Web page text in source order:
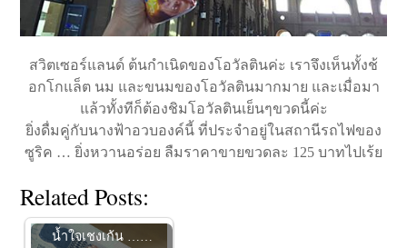
สวิตเซอร์แลนด์ ต้นกำเนิดของโอวัลตินค่ะ เราจึงเห็นทั้งช้
อกโกแล็ต นม และขนมของโอวัลตินมากมาย และเมื่อมา
แล้วทั้งทีก็ต้องชิมโอวัลตินเย็นๆขวดนี้ค่ะ
ยิ่งดื่มคู่กับนางฟ้าอวบองค์นี้ ที่ประจำอยู่ในสถานีรถไฟของ
ซูริค … ยิ่งหวานอร่อย ลืมราคาขายขวดละ 125 บาทไปเร้ย
Related Posts:
น้ำใจเชงเก้น ……